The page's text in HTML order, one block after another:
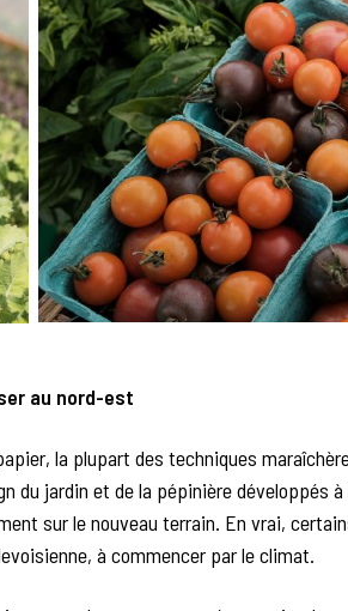
au nord-est
la plupart des techniques
du jardin et de la pépinière développés
sur le nouveau terrain. En vrai,
à commencer par le climat.